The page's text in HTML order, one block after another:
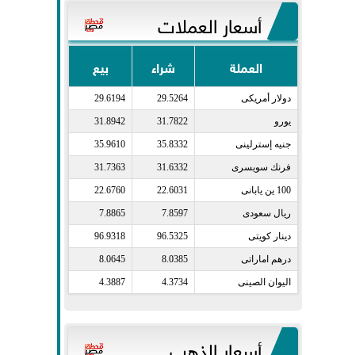
أسعار العملات
العملة شراء بيع
دولار أمريكى​ 29.5264
29.6194
يورو​ 31.7822
31.8942
جنيه إسترلينى​ 35.8332
35.9610
فرنك سويسرى​ 31.6332
31.7363
100 ين يابانى​ 22.6031
22.6760
ريال سعودى​ 7.8597
7.8865
دينار كويتى​ 96.5325
96.9318
درهم اماراتى​ 8.0385
8.0645
اليوان الصينى​ 4.3734
4.3887
أسعار الذهب